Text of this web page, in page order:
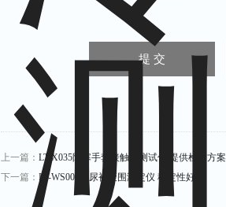
上一篇： LT-X035防寒手套接触冷测试仪 提供检测方案
下一篇： LT-WS009纸尿裤腰围测定仪 稳定性好